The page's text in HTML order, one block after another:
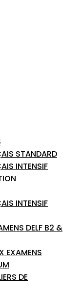
STANDARD
INTENSIF
INTENSIF
DELF B2 &
EXAMENS
DE